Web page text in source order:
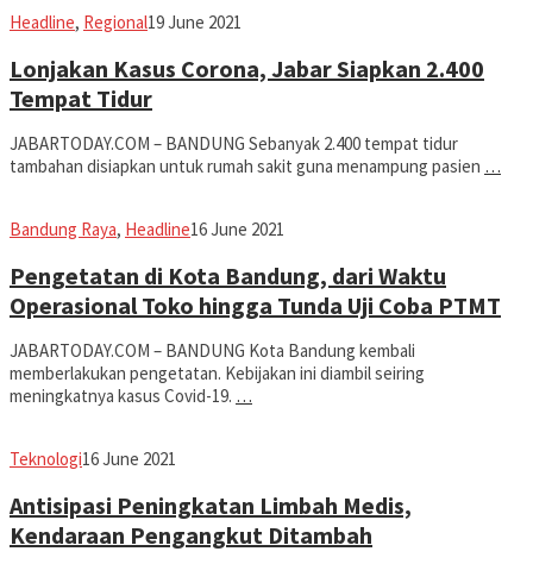
Headline, RegionalAvila
19 June 2021
Lonjakan Kasus Corona, Jabar Siapkan 2.400
Tempat Tidur
JABARTODAY.COM – BANDUNG Sebanyak 2.400 tempat tidur
tambahan disiapkan untuk rumah sakit guna menampung pasien …
Bandung Raya, HeadlineEddy
16 June 2021
Pengetatan di Kota Bandung, dari Waktu
Operasional Toko hingga Tunda Uji Coba PTMT
JABARTODAY.COM – BANDUNG Kota Bandung kembali
memberlakukan pengetatan. Kebijakan ini diambil seiring
meningkatnya kasus Covid-19. …
TeknologiAvila
16 June 2021
Antisipasi Peningkatan Limbah Medis,
Kendaraan Pengangkut Ditambah